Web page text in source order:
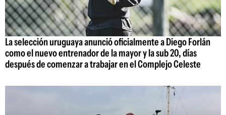
La selección uruguaya anunció oficialmente a Diego Forlán
como el nuevo entrenador de la mayor y la sub 20, días
después de comenzar a trabajar en el Complejo Celeste